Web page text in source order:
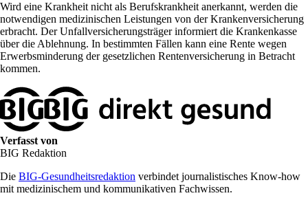
Wird eine Krankheit nicht als Berufskrankheit anerkannt, werden die
notwendigen medizinischen Leistungen von der Krankenversicherung
erbracht. Der Unfallversicherungsträger informiert die Krankenkasse
über die Ablehnung. In bestimmten Fällen kann eine Rente wegen
Erwerbsminderung der gesetzlichen Rentenversicherung in Betracht
kommen.
Verfasst von
BIG Redaktion
Die BIG-Gesundheitsredaktion verbindet journalistisches Know-how
mit medizinischem und kommunikativen Fachwissen.